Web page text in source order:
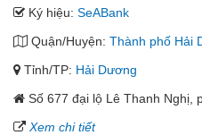
Ký hiệu: SeABank
Quận/Huyện: Thành phố Hải
Tỉnh/TP: Hải Dương
Số 677 đại lộ Lê Thanh Nghị,
Xem chi tiết